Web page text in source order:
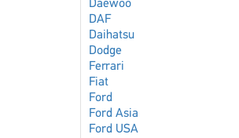
Daewoo
DAF
Daihatsu
Dodge
Ferrari
Fiat
Ford
Ford Asia
Ford USA